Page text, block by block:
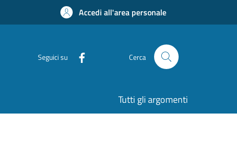
Accedi all'area personale
Seguici su Cerca
Tutti gli argomenti